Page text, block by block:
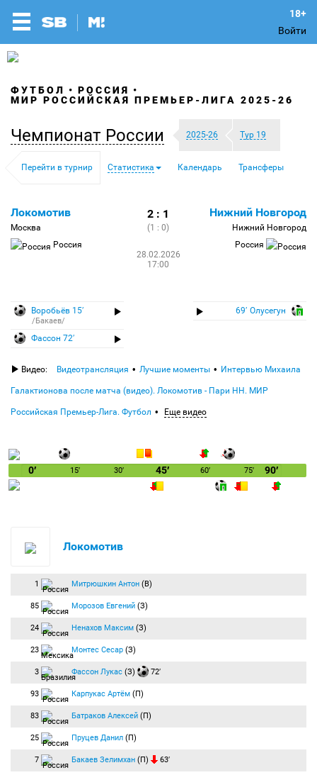
Войти
ФУТБОЛ
РОССИЯ
МИР РОССИЙСКАЯ ПРЕМЬЕР-ЛИГА 2025-26
Чемпионат России 2025-26 Тур 19
Перейти в турнир Статистика Календарь Трансферы
Локомотив
Москва
Россия
2 : 1
(1 : 0)
28.02.2026
17:00
Нижний Новгород
Нижний Новгород
Россия
Воробьёв 15′
/Бакаев/
Фассон 72′
69′ Олусегун
Видео: Видеотрансляция Лучшие моменты Интервью Михаила
Галактионова после матча (видео). Локомотив - Пари НН. МИР
Российская Премьер-Лига. Футбол Еще видео
0′ 15′ 30′ 45′ 60′ 75′ 90′
Локомотив
1 Митрюшкин Антон (В)
85 Морозов Евгений (З)
24 Ненахов Максим (З)
23 Монтес Сесар (З)
3 Фассон Лукас (З) 72′
93 Карпукас Артём (П)
83 Батраков Алексей (П)
25 Пруцев Данил (П)
7 Бакаев Зелимхан (П) 63′